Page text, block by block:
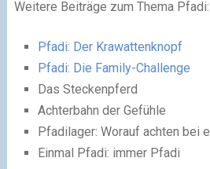
Weitere Beiträge zum Thema Pfadi:
Pfadi: Der Krawattenknopf
Pfadi: Die Family-Challenge
Das Steckenpferd
Achterbahn der Gefühle
Pfadilager: Worauf achten bei
Einmal Pfadi: immer Pfadi